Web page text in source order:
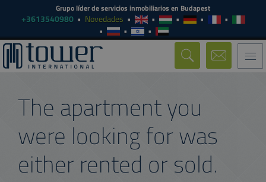
Grupo líder de servicios inmobiliarios en Budapest
+3613540980 Novedades
The apartment you
were looking for was
either rented or sold.